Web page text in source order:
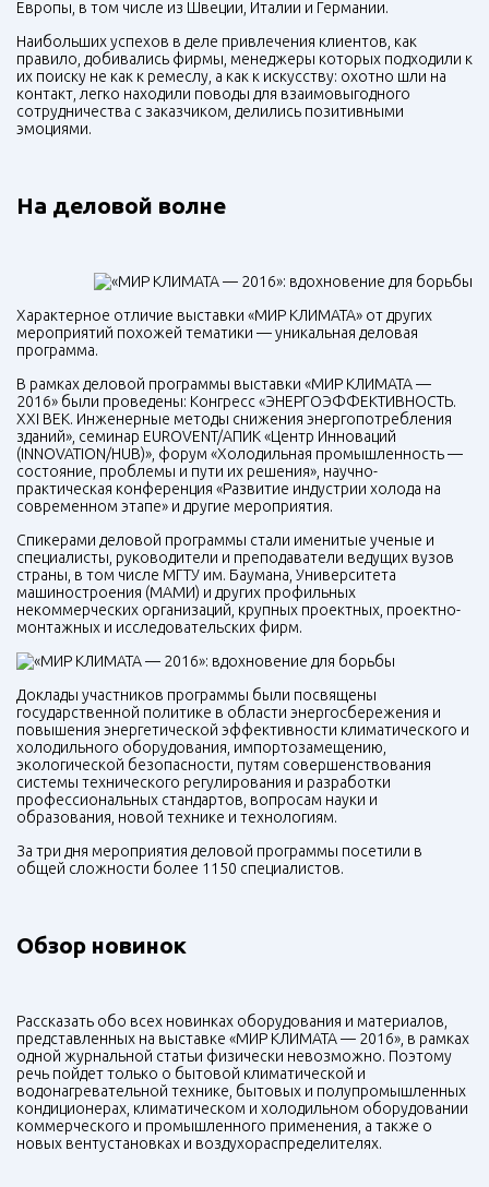
Европы, в том числе из Швеции, Италии и Германии.
Наибольших успехов в деле привлечения клиентов, как
правило, добивались фирмы, менеджеры которых подходили к
их поиску не как к ремеслу, а как к искусству: охотно шли на
контакт, легко находили поводы для взаимовыгодного
сотрудничества с заказчиком, делились позитивными
эмоциями.
На деловой волне
Характерное отличие выставки «МИР КЛИМАТА» от других
мероприятий похожей тематики — уникальная деловая
программа.
В рамках деловой программы выставки «МИР КЛИМАТА —
2016» были проведены: Конгресс «ЭНЕРГОЭФФЕКТИВНОСТЬ.
XXI ВЕК. Инженерные методы снижения энергопотребления
зданий», семинар EUROVENT/АПИК «Центр Инноваций
(INNOVATION/HUB)», форум «Холодильная промышленность —
состояние, проблемы и пути их решения», научно-
практическая конференция «Развитие индустрии холода на
современном этапе» и другие мероприятия.
Спикерами деловой программы стали именитые ученые и
специалисты, руководители и преподаватели ведущих вузов
страны, в том числе МГТУ им. Баумана, Университета
машиностроения (МАМИ) и других профильных
некоммерческих организаций, крупных проектных, проектно-
монтажных и исследовательских фирм.
Доклады участников программы были посвящены
государственной политике в области энергосбережения и
повышения энергетической эффективности климатического и
холодильного оборудования, импортозамещению,
экологической безопасности, путям совершенствования
системы технического регулирования и разработки
профессиональных стандартов, вопросам науки и
образования, новой технике и технологиям.
За три дня мероприятия деловой программы посетили в
общей сложности более 1150 специалистов.
Обзор новинок
Рассказать обо всех новинках оборудования и материалов,
представленных на выставке «МИР КЛИМАТА — 2016», в рамках
одной журнальной статьи физически невозможно. Поэтому
речь пойдет только о бытовой климатической и
водонагревательной технике, бытовых и полупромышленных
кондиционерах, климатическом и холодильном оборудовании
коммерческого и промышленного применения, а также о
новых вентустановках и воздухораспределителях.